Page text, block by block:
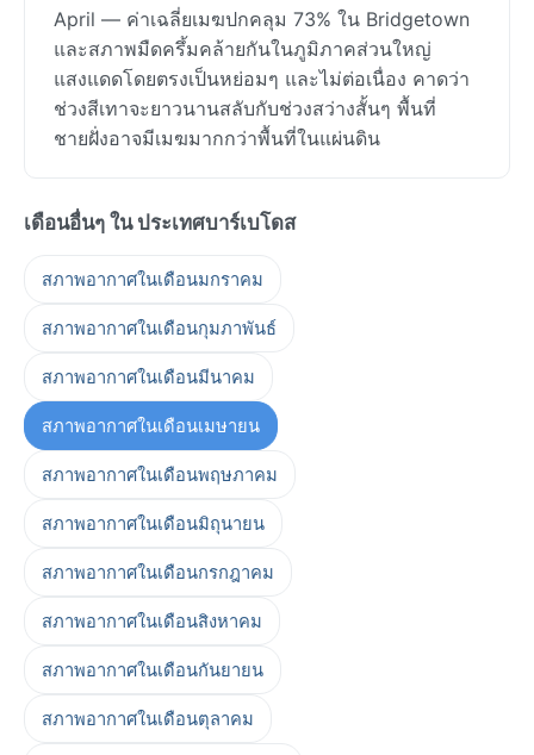
April — ค่าเฉลี่ยเมฆปกคลุม 73% ใน Bridgetown
และสภาพมืดครึ้มคล้ายกันในภูมิภาคส่วนใหญ่
แสงแดดโดยตรงเป็นหย่อมๆ และไม่ต่อเนื่อง คาดว่า
ช่วงสีเทาจะยาวนานสลับกับช่วงสว่างสั้นๆ พื้นที่
ชายฝั่งอาจมีเมฆมากกว่าพื้นที่ในแผ่นดิน
เดือนอื่นๆ ใน ประเทศบาร์เบโดส
สภาพอากาศในเดือนมกราคม
สภาพอากาศในเดือนกุมภาพันธ์
สภาพอากาศในเดือนมีนาคม
สภาพอากาศในเดือนเมษายน
สภาพอากาศในเดือนพฤษภาคม
สภาพอากาศในเดือนมิถุนายน
สภาพอากาศในเดือนกรกฎาคม
สภาพอากาศในเดือนสิงหาคม
สภาพอากาศในเดือนกันยายน
สภาพอากาศในเดือนตุลาคม